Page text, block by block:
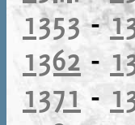
1353-
1362 -
1371 -